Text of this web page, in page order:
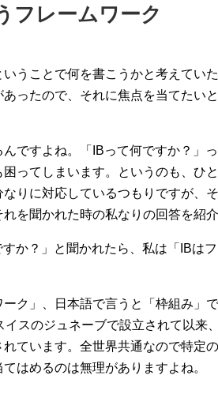
フレームワーク
うことで何を書こうかと考えてい
あったので、それに焦点を当てたい
んですよね。「IBって何ですか？」
困ってしまいます。というのも、ひ
なりに対応しているつもりですが、
れを聞かれた時の私なりの回答を紹
すか？」と聞かれたら、私は「IBは
ーク」、日本語で言うと「枠組み」
イスのジュネーブで設立されて以来
れています。全世界共通なので特定
はめるのは無理がありますよね。